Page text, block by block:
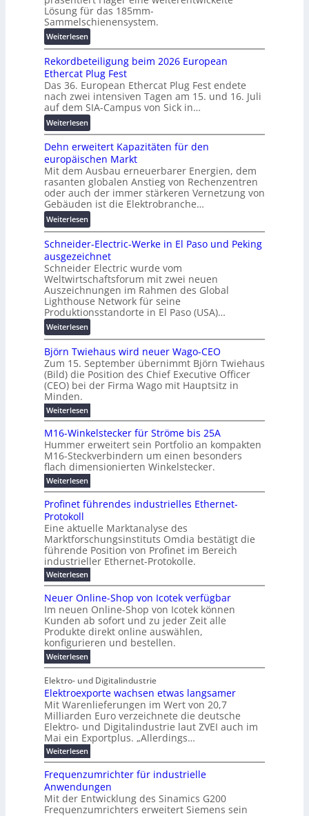
r
m
a
n
e
r
R
e
c
h
n
z
e
n
t
r
e
n
k
z
e
u
g
e
i
s
n
a
h
e
A
u
t
o
m
a
t
i
s
i
e
r
u
n
g
s
l
ö
s
u
n
g
e
n
F
r
a
m
e
w
o
r
k
v
e
r
b
i
n
d
e
t
G
e
r
ä
t
e
s
c
h
u
t
z
u
n
d
d
i
g
t
a
l
T
r
a
n
s
p
a
r
e
n
z
Lösung für das 185mm-
Sammelschienensystem.
Weiterlesen:
W
e
i
t
e
r
e
n
t
w
i
c
k
e
l
t
e
N
H
-
S
i
c
h
r
u
n
s
l
a
s
t
s
c
h
a
t
l
e
i
s
t
n
Rekordbeteiligung beim 2026 European
Ethercat Plug Fest
Das 36. European Ethercat Plug Fest endete
nach zwei intensiven Tagen am 15. und 16. Juli
auf dem SIA-Campus von Sick in…
Weiterlesen:
R
e
k
o
r
d
b
e
t
e
i
l
i
g
u
n
g
e
i
m
0
2
6
E
u
r
o
p
e
n
E
t
h
e
r
a
t
P
l
u
g
F
e
s
t
Dehn erweitert Kapazitäten für den
europäischen Markt
Mit dem Ausbau erneuerbarer Energien, dem
rasanten globalen Anstieg von Rechenzentren
oder auch der immer stärkeren Vernetzung von
Gebäuden ist die Elektrobranche…
Weiterlesen:
D
e
h
n
e
r
w
e
i
t
e
r
t
K
a
p
a
z
i
t
ä
t
e
f
ü
d
e
e
u
r
o
p
ä
i
s
c
h
e
n
M
a
r
k
t
Schneider-Electric-Werke in El Paso und Peking
ausgezeichnet
Schneider Electric wurde vom
Weltwirtschaftsforum mit zwei neuen
Auszeichnungen im Rahmen des Global
Lighthouse Network für seine
Produktionsstandorte in El Paso (USA)…
Weiterlesen:
S
c
h
n
e
d
r
-
E
l
e
c
r
i
W
e
r
e
i
n
E
P
a
s
o
u
d
P
e
k
i
Björn Twiehaus wird neuer Wago-CEO
Zum 15. September übernimmt Björn Twiehaus
(Bild) die Position des Chief Executive Officer
(CEO) bei der Firma Wago mit Hauptsitz in
Minden.
Weiterlesen:
B
ö
r
n
T
w
i
e
h
u
s
w
r
d
n
e
u
r
W
a
g
o
-
C
E
O
M16-Winkelstecker für Ströme bis 25A
Hummer erweitert sein Portfolio an kompakten
M16-Steckverbindern um einen besonders
flach dimensionierten Winkelstecker.
Weiterlesen:
M
1
6
W
i
n
k
e
l
s
t
c
k
e
r
ü
S
t
r
ö
m
e
b
i
s
5
A
Profinet führendes industrielles Ethernet-
Protokoll
Eine aktuelle Marktanalyse des
Marktforschungsinstituts Omdia bestätigt die
führende Position von Profinet im Bereich
industrieller Ethernet-Protokolle.
Weiterlesen:
P
r
o
i
n
e
t
f
ü
h
r
e
n
d
e
s
i
n
u
s
t
r
Neuer Online-Shop von Icotek verfügbar
Im neuen Online-Shop von Icotek können
Kunden ab sofort und zu jeder Zeit alle
Produkte direkt online auswählen,
konfigurieren und bestellen.
Weiterlesen:
N
u
e
r
O
n
l
i
n
e
-
S
h
o
p
Elektro- und Digitalindustrie
Elektroexporte wachsen etwas langsamer
Mit Warenlieferungen im Wert von 20,7
Milliarden Euro verzeichnete die deutsche
Elektro- und Digitalindustrie laut ZVEI auch im
Mai ein Exportplus. „Allerdings…
Weiterlesen:
E
e
k
t
r
Frequenzumrichter für industrielle
Anwendungen
Mit der Entwicklung des Sinamics G200
Frequenzumrichters erweitert Siemens sein